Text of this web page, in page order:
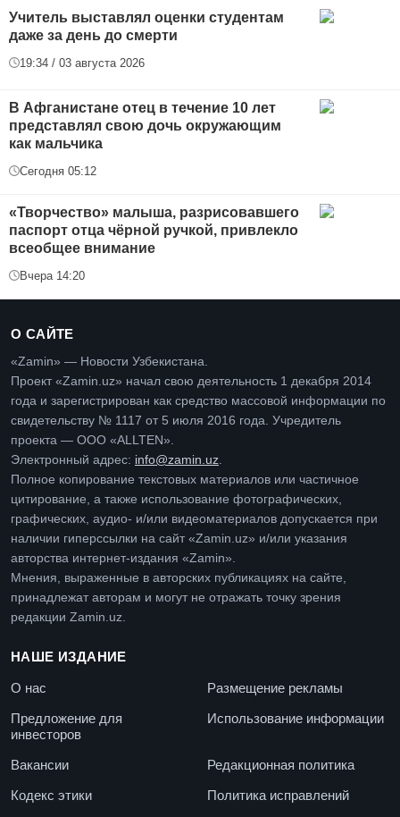
Учитель выставлял оценки студентам
даже за день до смерти
19:34 / 03 августа 2026
В Афганистане отец в течение 10 лет
представлял свою дочь окружающим
как мальчика
Сегодня 05:12
«Творчество» малыша, разрисовавшего
паспорт отца чёрной ручкой, привлекло
всеобщее внимание
Вчера 14:20
О САЙТЕ
«Zamin» — Новости Узбекистана.
Проект «Zamin.uz» начал свою деятельность 1 декабря 2014
года и зарегистрирован как средство массовой информации по
свидетельству № 1117 от 5 июля 2016 года. Учредитель
проекта — ООО «ALLTEN».
Электронный адрес: info@zamin.uz
Полное копирование текстовых материалов или частичное
цитирование, а также использование фотографических,
графических, аудио- и/или видеоматериалов допускается при
наличии гиперссылки на сайт «Zamin.uz» и/или указания
авторства интернет-издания «Zamin».
Мнения, выраженные в авторских публикациях на сайте,
принадлежат авторам и могут не отражать точку зрения
редакции Zamin.uz.
НАШЕ ИЗДАНИЕ
О нас
Размещение рекламы
Предложение для
инвесторов
Использование информации
Вакансии
Редакционная политика
Кодекс этики
Политика исправлений